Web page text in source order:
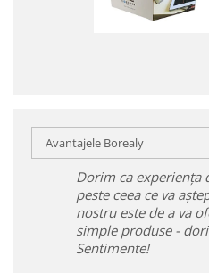
Avantajele Borealy
Dorim ca experiența
peste ceea ce va
nostru este de a va
simple produse -
Sentimente!